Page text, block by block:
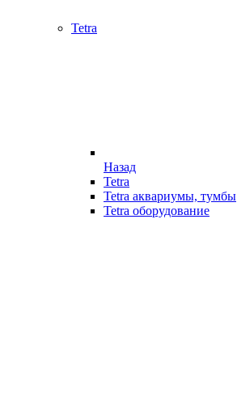
Tetra
Назад
Tetra
Tetra аквариумы, тумбы
Tetra оборудование